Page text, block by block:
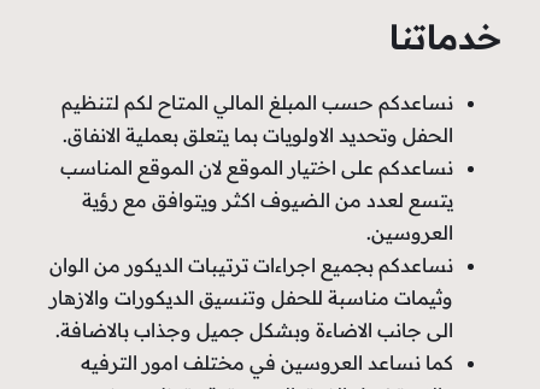
خدماتنا
نساعدكم حسب المبلغ المالي المتاح لكم لتنظيم
الحفل وتحديد الاولويات بما يتعلق بعملية الانفاق.
نساعدكم على اختيار الموقع لان الموقع المناسب
يتسع لعدد من الضيوف اكثر ويتوافق مع رؤية
العروسين.
نساعدكم بجميع اجراءات ترتيبات الديكور من الوان
وثيمات مناسبة للحفل وتنسيق الديكورات والازهار
الى جانب الاضاءة وبشكل جميل وجذاب بالاضافة.
كما نساعد العروسين في مختلف امور الترفيه